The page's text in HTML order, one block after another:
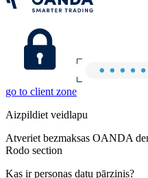
go to client zone
Aizpildiet veidlapu
Atveriet bezmaksas OANDA
Rodo section
Kas ir personas datu pārzinis?